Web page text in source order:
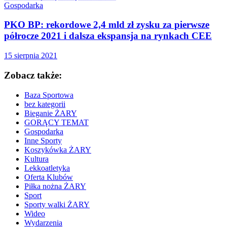
Gospodarka
PKO BP: rekordowe 2,4 mld zł zysku za pierwsze
półrocze 2021 i dalsza ekspansja na rynkach CEE
15 sierpnia 2021
Zobacz także:
Baza Sportowa
bez kategorii
Bieganie ŻARY
GORĄCY TEMAT
Gospodarka
Inne Sporty
Koszykówka ŻARY
Kultura
Lekkoatletyka
Oferta Klubów
Piłka nożna ŻARY
Sport
Sporty walki ŻARY
Wideo
Wydarzenia